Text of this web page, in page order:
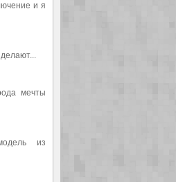
и я
мечты
из